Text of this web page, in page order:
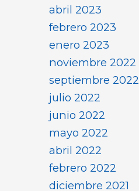
abril 2023
febrero 2023
enero 2023
noviembre 2022
septiembre 2022
julio 2022
junio 2022
mayo 2022
abril 2022
febrero 2022
diciembre 2021